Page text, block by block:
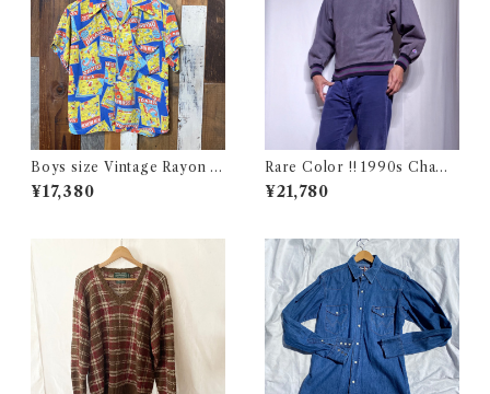
Boys size Vintage Rayon H
awaiian Shirt / ボーイズ サイ
ズ ヴィンテージ レーヨン ハワ
¥17,380
Rare Color !! 1990s Champ
ion Reverse Weave Charco
al Gray Size M / チャンピオ
¥21,780